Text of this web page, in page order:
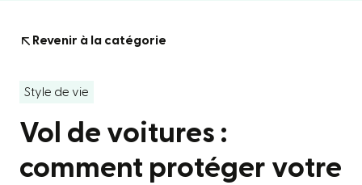
Revenir à la catégorie
Style de vie
Vol de voitures :
comment protéger votre